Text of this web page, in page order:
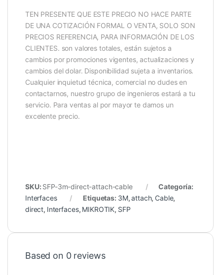
TEN PRESENTE QUE ESTE PRECIO NO HACE PARTE
DE UNA COTIZACIÓN FORMAL O VENTA, SOLO SON
PRECIOS REFERENCIA, PARA INFORMACIÓN DE LOS
CLIENTES. son valores totales, están sujetos a
cambios por promociones vigentes, actualizaciones y
cambios del dolar. Disponibilidad sujeta a inventarios.
Cualquier inquietud técnica, comercial no dudes en
contactarnos, nuestro grupo de ingenieros estará a tu
servicio. Para ventas al por mayor te damos un
excelente precio.
SKU: SFP-3m-direct-attach-cable
Categoría:
Interfaces
Etiquetas: 3M,attach, Cable,
direct, Interfaces, MIKROTIK, SFP
Based on 0 reviews